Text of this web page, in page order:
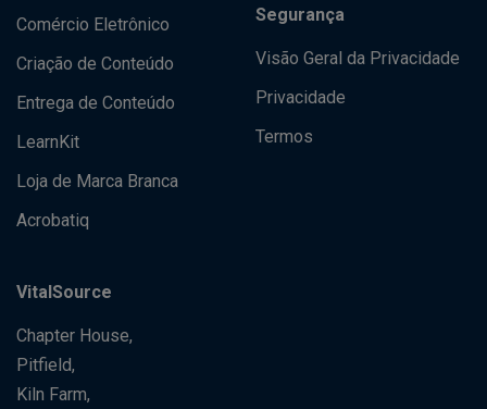
Comércio Eletrônico
Criação de Conteúdo
Entrega de Conteúdo
LearnKit
Loja de Marca Branca
Acrobatiq
Segurança
Visão Geral da Privacidade
Privacidade
Termos
VitalSource
Chapter House,
Pitfield,
Kiln Farm,